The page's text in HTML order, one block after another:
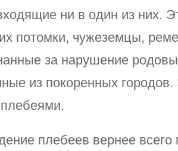
ни в один из них.
потомки, чужеземцы,
за нарушение
из покоренных
плебеев вернее всего